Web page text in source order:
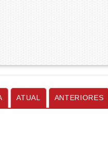
ATUAL ANTERIORES